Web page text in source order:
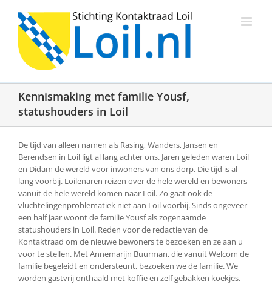
inhoud
Kennismaking met familie Yousf,
statushouders in Loil
De tijd van alleen namen als Rasing, Wanders, Jansen en
Berendsen in Loil ligt al lang achter ons. Jaren geleden waren Loil
en Didam de wereld voor inwoners van ons dorp. Die tijd is al
lang voorbij. Loilenaren reizen over de hele wereld en bewoners
vanuit de hele wereld komen naar Loil. Zo gaat ook de
vluchtelingenproblematiek niet aan Loil voorbij. Sinds ongeveer
een half jaar woont de familie Yousf als zogenaamde
statushouders in Loil. Reden voor de redactie van de
Kontaktraad om de nieuwe bewoners te bezoeken en ze aan u
voor te stellen. Met Annemarijn Buurman, die vanuit Welcom de
familie begeleidt en ondersteunt, bezoeken we de familie. We
worden gastvrij onthaald met koffie en zelf gebakken koekjes.